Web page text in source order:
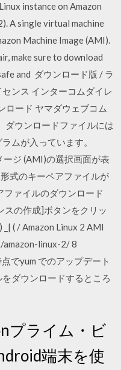
instance on Amazon
A single virtual machine
Machine Image (AMI).
make sure to download
and ダウンロード版 / ラ
ンス インターコムダイレ
ロード ヤマダウェブコム
ダウンロードファイルには
ムが入っています。
ジ (AMI)の選択画面が表
式のキーペアファイルが
ファイルのダウンロード
スの作成]ボタンをクリッ
_| ( / Amazon Linux 2 AMI
amazon-linux-2/ 8
でyum でのアップデート
ダウンロードするところ
プライム・ビ
端末を使